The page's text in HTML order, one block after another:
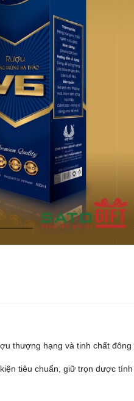
thượng hạng và tinh chất đông
tiêu chuẩn, giữ trọn dược